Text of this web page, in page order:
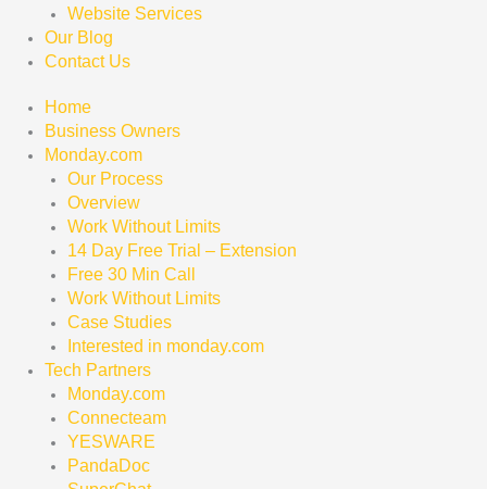
Website Services
Our Blog
Contact Us
Home
Business Owners
Monday.com
Our Process
Overview
Work Without Limits
14 Day Free Trial – Extension
Free 30 Min Call
Work Without Limits
Case Studies
Interested in monday.com
Tech Partners
Monday.com
Connecteam
YESWARE
PandaDoc